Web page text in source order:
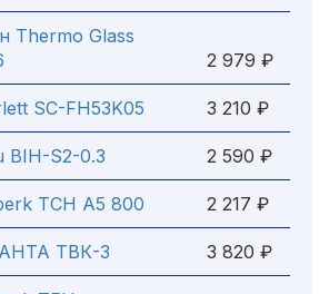
Thermo Glass
2 979 ₽
SC-FH53K05 3 210 ₽
BIH-S2-0.3 2 590 ₽
TCH A5 800 2 217 ₽
ТВК-3 3 820 ₽